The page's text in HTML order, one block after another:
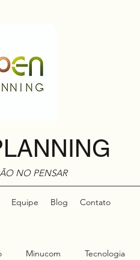
NO PENSAR
Equipe Blog Contato
Minucom Tecnologia